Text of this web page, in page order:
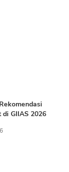
GIIAS 2026